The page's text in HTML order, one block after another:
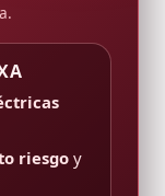
riesgoy